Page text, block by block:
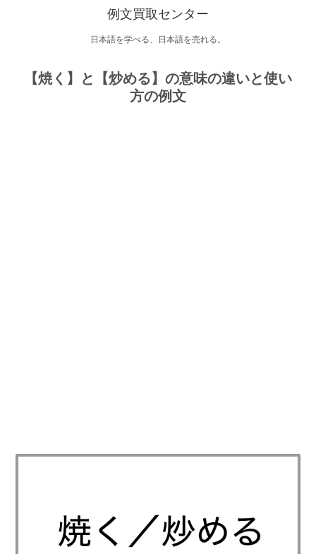
例文買取センター
日本語を学べる、日本語を売れる。
【焼く】と【炒める】の意味の違いと使い
方の例文